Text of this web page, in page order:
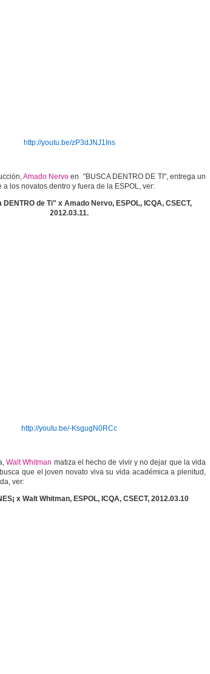
http://youtu.be/zP3dJNJ1Ins
Amado Nervo en "BUSCA DENTRO DE TI", entrega un
los novatos dentro y fuera de la ESPOL, ver:
de Ti" x Amado Nervo, ESPOL, ICQA, CSECT,
2012.03.11.
http://youtu.be/-KsgugN0RCc
Walt Whitman matiza el hecho de vivir y no dejar que la vida
que el joven novato viva su vida académica a plenitud,
ver:
x Walt Whitman, ESPOL, ICQA, CSECT, 2012.03.10